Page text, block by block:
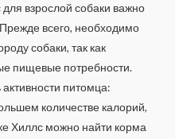
взрослой собаки важно
всего, необходимо
собаки, так как
пищевые потребности.
питомца:
количестве калорий,
Хиллс можно найти корма